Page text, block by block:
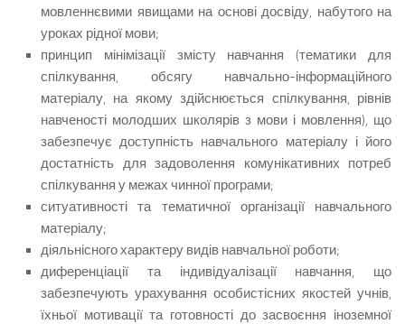
мовленнєвими явищами на основі досвіду, набутого на
уроках рідної мови;
принцип мінімізації змісту навчання (тематики для
спілкування, обсягу навчально-інформаційного
матеріалу, на якому здійснюється спілкування, рівнів
навченості молодших школярів з мови і мовлення), що
забезпечує доступність навчального матеріалу і його
достатність для задоволення комунікативних потреб
спілкування у межах чинної програми;
ситуативності та тематичної організації навчального
матеріалу;
діяльнісного характеру видів навчальної роботи;
диференціації та індивідуалізації навчання, що
забезпечують урахування особистісних якостей учнів,
їхньої мотивації та готовності до засвоєння іноземної